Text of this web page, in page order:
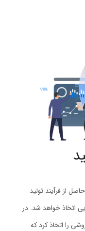
از فرآیند تولید
اتخاذ خواهد شد. در
را اتخاذ کرد که